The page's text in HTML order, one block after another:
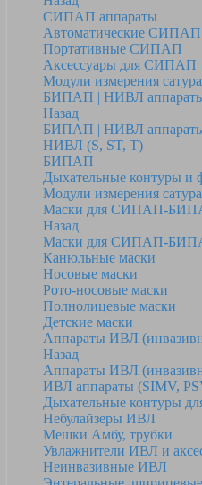
СИПАП аппараты
Автоматические СИПАП
Портативные СИПАП
Аксессуары для СИПАП
Модули измерения
БИПАП | НИВЛ
Назад
БИПАП | НИВЛ
НИВЛ (S, ST, T)
БИПАП
Дыхательные контуры и
Модули измерения
Маски для СИПАП-
Назад
Маски для СИПАП-
Канюльные маски
Носовые маски
Рото-носовые маски
Полнолицевые маски
Детские маски
Аппараты ИВЛ
Назад
Аппараты ИВЛ
ИВЛ аппараты (SIMV,
Дыхательные контуры
Небулайзеры ИВЛ
Мешки Амбу, трубки
Увлажнители ИВЛ и
Неинвазивные ИВЛ